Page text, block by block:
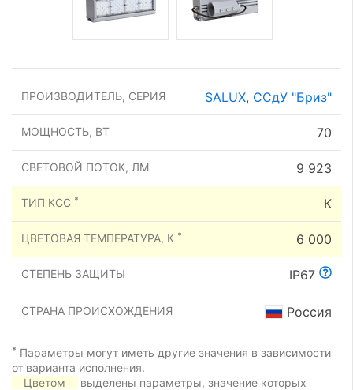
ПРОИЗВОДИТЕЛЬ, СЕРИЯ SALUX, ССдУ "Бриз"
МОЩНОСТЬ, ВТ 70
СВЕТОВОЙ ПОТОК, ЛМ 9 923
ТИП КСС * К
ЦВЕТОВАЯ ТЕМПЕРАТУРА, К * 6 000
СТЕПЕНЬ ЗАЩИТЫ IP67
СТРАНА ПРОИСХОЖДЕНИЯ Россия
* Параметры могут иметь другие значения в зависимости
от варианта исполнения.
Цветом
выделены параметры, значение которых